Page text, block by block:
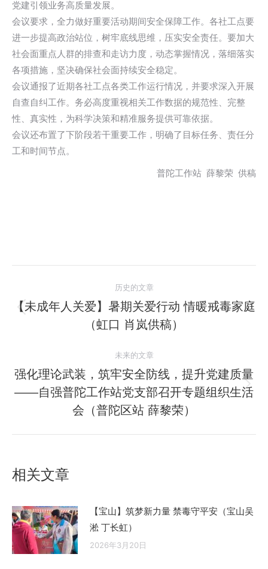
党建引领业务高质量发展。
会议要求，全力做好重要活动期间安全保障工作。各社工点要
进一步提高政治站位，树牢底线思维，压实安全责任。要加大
社会面重点人群的排查和走访力度，动态掌握情况，落细落实
各项措施，坚决确保社会面持续安全稳定。
会议通报了近期各社工点各类工作运行情况，并要求深入开展
自查自纠工作。务必高度重视相关工作数据的规范性、完整
性、真实性，为科学决策和精准服务提供可靠依据。
会议还布置了下阶段若干重要工作，明确了目标任务、责任分
工和时间节点。
普陀工作站 薛黎荣 供稿
章
历史的文章
历
史
章：
【未成年人关爱】暑期关爱行动 情暖戒毒家庭
（虹口 肖岚供稿）
未来的文章
未
来
强化理论武装，筑牢安全防线，提升党建质量
——自强普陀工作站党支部召开专题组织生活
会（普陀区站 薛黎荣）
相关文章
【宝山】筑梦新力量 禁毒守平安（宝山吴
淞 丁长虹）
2026年3月20日